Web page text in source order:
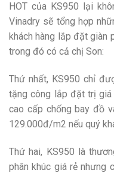
HOT của KS950 lại
Vinadry sẽ tổng hợp
khách hàng lắp đặt giàn
trong đó có cả chị Son:
Thứ nhất, KS950 chỉ
tặng công lắp đặt trị
cao cấp chống bay đồ
129.000đ/m2 nếu quý
Thứ hai, KS950 là
phân khúc giá rẻ nhưng